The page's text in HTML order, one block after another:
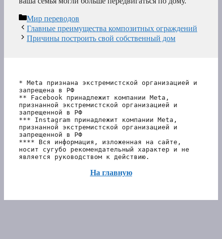
Рубрики
Мир переводов
Главные преимущества композитных ограждений
Причины построить свой собственный дом
* Meta признана экстремистской организацией и
запрещена в РФ
** Facebook принадлежит компании Meta,
признанной экстремистской организацией и
запрещенной в РФ
*** Instagram принадлежит компании Meta,
признанной экстремистской организацией и
запрещенной в РФ
**** Вся информация, изложенная на сайте,
носит сугубо рекомендательный характер и не
является руководством к действию.
На главную